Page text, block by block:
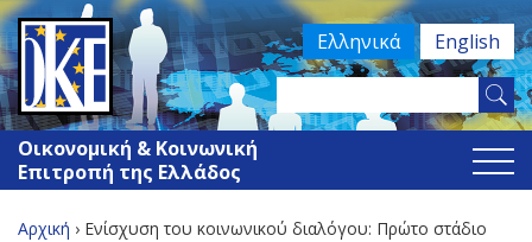
Jump
to
navigation
Οικονομική & Κοινωνική
Επιτροπή της Ελλάδος
Ελληνικά English
Φόρμα
this
Αρχική › Ενίσχυση του κοινωνικού διαλόγου: Πρώτο στάδιο